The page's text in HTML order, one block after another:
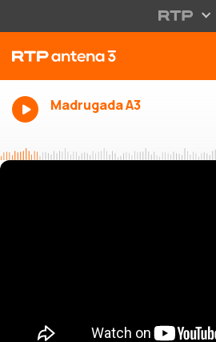
Madrugada A3